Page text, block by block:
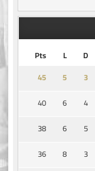
D
L
Pts
3
5
45
4
6
40
5
6
38
3
8
36